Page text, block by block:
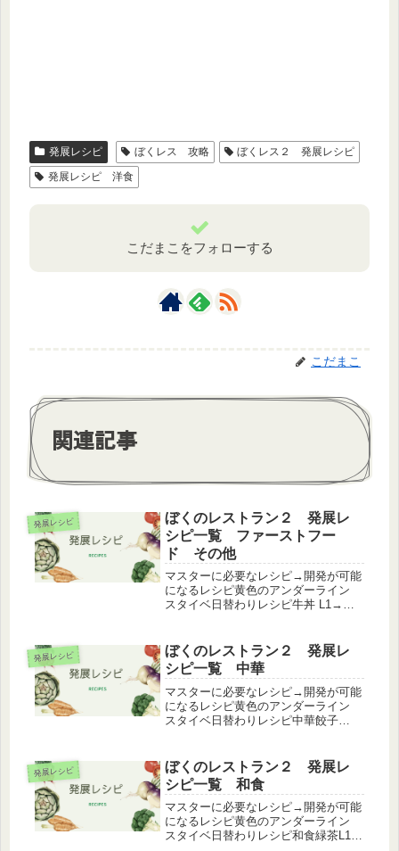
発展レシピ ぼくレス 攻略
ぼくレス２ 発展レシピ
発展レシピ 洋食
こだまこをフォローする
こだまこ
関連記事
発展レシピ
ぼくのレストラン２ 発展レ
シピ一覧 ファーストフー
ド その他
マスターに必要なレシピ→開発が可能
になるレシピ黄色のアンダーライン
スタイベ日替わりレシピ牛丼 L1→つ
味噌汁(和食) L1→豚汁L4ハンバーガー
L7→てりやき...
発展レシピ
ぼくのレストラン２ 発展レ
シピ一覧 中華
マスターに必要なレシピ→開発が可能
になるレシピ黄色のアンダーライン
スタイベ日替わりレシピ中華餃子
飯 L14鶏の唐揚げ L1→唐揚げ定食
L16杏仁豆腐 L...
発展レシピ
ぼくのレストラン２ 発展レ
シピ一覧 和食
マスターに必要なレシピ→開発が可能
になるレシピ黄色のアンダーライン
スタイベ日替わりレシピ和食緑茶L1→